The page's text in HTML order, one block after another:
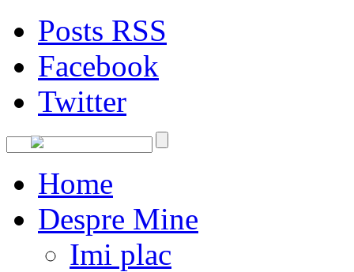
Posts RSS
Facebook
Twitter
Home
Despre Mine
Imi plac